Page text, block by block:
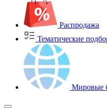
Распродажа
Тематические
Мировые